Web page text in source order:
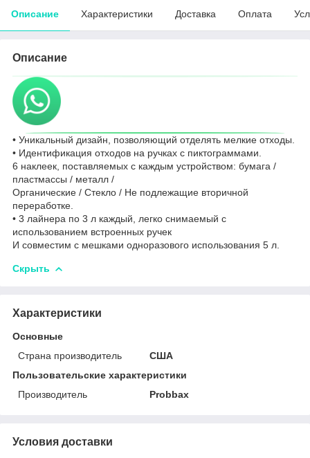
Описание Характеристики Доставка Оплата
Описание
• Уникальный дизайн, позволяющий отделять мелкие отходы.
• Идентификация отходов на ручках с пиктограммами.
6 наклеек, поставляемых с каждым устройством: бумага /
пластмассы / металл /
Органические / Стекло / Не подлежащие вторичной
переработке.
• 3 лайнера по 3 л каждый, легко снимаемый с
использованием встроенных ручек
И совместим с мешками одноразового использования 5 л.
Скрыть
Характеристики
Основные
Страна производитель
США
Пользовательские характеристики
Производитель
Probbax
Условия доставки